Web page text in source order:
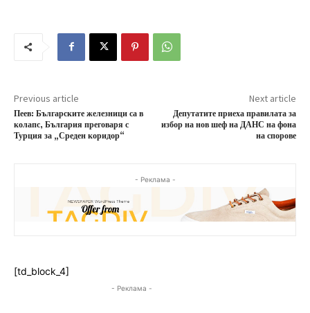
Previous article
Пеев: Българските железници са в
колапс, България преговаря с
Турция за „Среден коридор“
Next article
Депутатите приеха правилата за
избор на нов шеф на ДАНС на фона
на спорове
- Реклама -
[td_block_4]
- Реклама -